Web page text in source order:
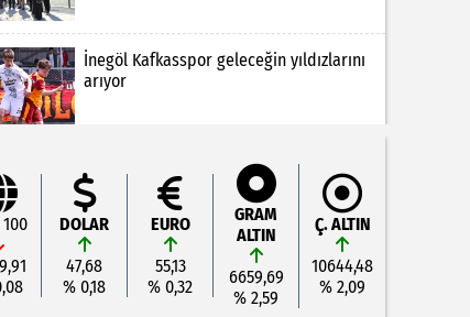
İnegöl Kafkasspor geleceğin yıldızlarını
arıyor
100
DOLAR
47,68
% 0,18
EURO
55,13
% 0,32
GRAM
ALTIN
6659,69
% 2,59
Ç. ALTIN
10644,48
% 2,09